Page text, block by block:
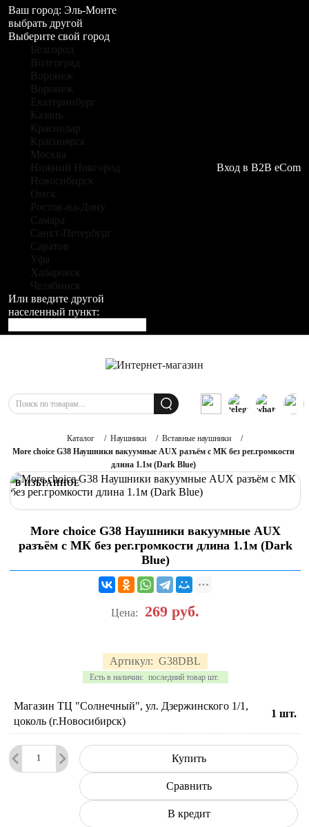
Ваш город: Эль-Монте
выбрать другой
Выберите свой город
Белгород
Волгоград
Воронеж
Воронеж
Екатеринбург
Казань
Краснодар
Красноярск
Москва
Нижний Новгород
Новосибирск
Омск
Ростов-на-Дону
Самара
Санкт-Петербург
Саратов
Уфа
Хабаровск
Челябинск
Или введите другой
населенный пункт:
Вход в B2B eCom
Каталог / Наушники / Вставные наушники
/
More choice G38 Наушники вакуумные AUX разъём с МК без рег.громкости
длина 1.1м (Dark Blue)
В ИЗБРАННОЕ
More choice G38 Наушники вакуумные AUX
разъём с МК без рег.громкости длина 1.1м (Dark
Blue)
Артикул: G38DBL
Есть в наличии: последний товар шт.
Цена: 269 руб.
Магазин ТЦ "Солнечный", ул. Дзержинского 1/1,
цоколь (г.Новосибирск)
1 шт.
Купить
Сравнить
В кредит